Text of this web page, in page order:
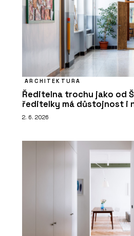
ARCHITEKTURA
Ředitelna trochu jako od
ředitelky má důstojnost i
2. 6. 2026